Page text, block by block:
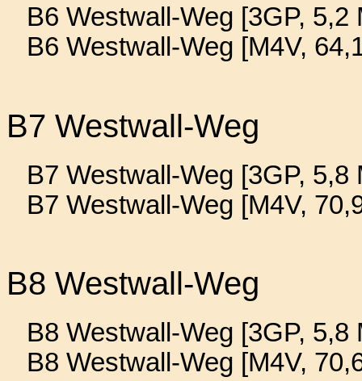
B6 Westwall-Weg [3GP, 5,2
B6 Westwall-Weg [M4V,
B7 Westwall-Weg
B7 Westwall-Weg [3GP, 5,8
B7 Westwall-Weg [M4V,
B8 Westwall-Weg
B8 Westwall-Weg [3GP, 5,8
B8 Westwall-Weg [M4V,